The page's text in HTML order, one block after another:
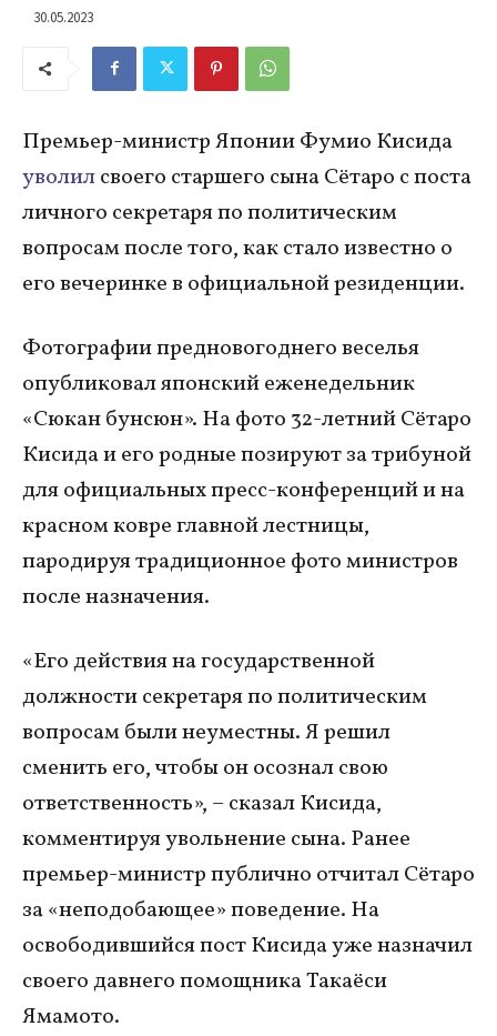
30.05.2023
Премьер-министр Японии Фумио Кисида
уволилсвоего старшего сына Сётаро с поста
личного секретаря по политическим
вопросам после того, как стало известно о
его вечеринке в официальной резиденции.
Фотографии предновогоднего веселья
опубликовал японский еженедельник
«Сюкан бунсюн». На фото 32-летний Сётаро
Кисида и его родные позируют за трибуной
для официальных пресс-конференций и на
красном ковре главной лестницы,
пародируя традиционное фото министров
после назначения.
«Его действия на государственной
должности секретаря по политическим
вопросам были неуместны. Я решил
сменить его, чтобы он осознал свою
ответственность», – сказал Кисида,
комментируя увольнение сына. Ранее
премьер-министр публично отчитал Сётаро
за «неподобающее» поведение. На
освободившийся пост Кисида уже назначил
своего давнего помощника Такаёси
Ямамото.